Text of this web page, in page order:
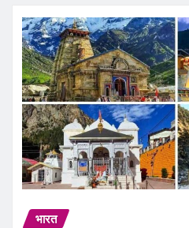
भारत